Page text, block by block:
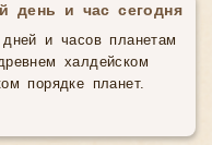
день и час сегодня
дней и часов планетам
халдейском
порядке планет.